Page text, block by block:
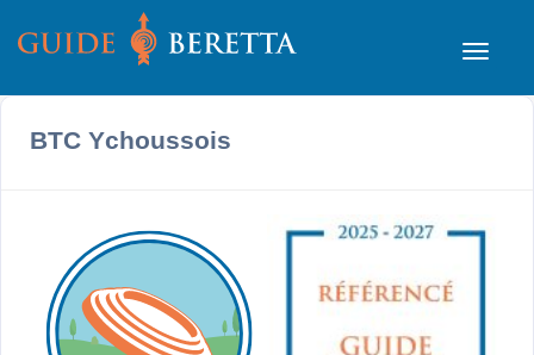
BTC Ychoussois